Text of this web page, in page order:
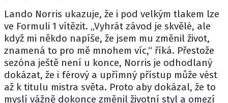
Lando Norris ukazuje, že i pod velkým tlakem lze
ve Formuli 1 vítězit. „Vyhrát závod je skvělé, ale
když mi někdo napíše, že jsem mu změnil život,
znamená to pro mě mnohem víc,“ říká. Přestože
sezóna ještě není u konce, Norris je odhodlaný
dokázat, že i férový a upřímný přístup může vést
až k titulu mistra světa. Proto aby dokázal, že to
myslí vážně dokonce změnil životní styl a omezí